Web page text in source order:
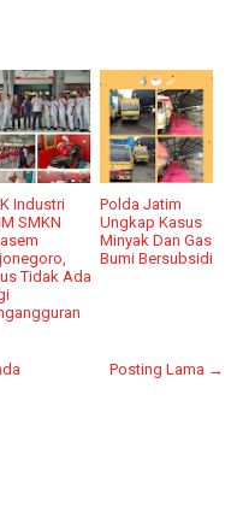
Industri
SMKN
Tidak Ada
Polda Jatim
Ungkap Kasus
Minyak Dan Gas
Bumi Bersubsidi
Posting Lama →